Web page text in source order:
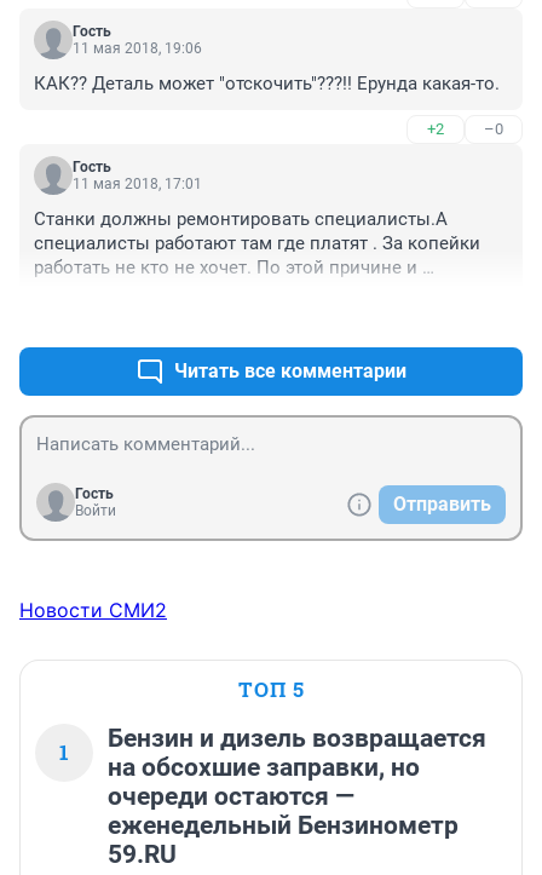
Гость
11 мая 2018, 19:06
КАК?? Деталь может "отскочить"???!! Ерунда какая-то.
+2 –0
Гость
11 мая 2018, 17:01
Станки должны ремонтировать специалисты.А
специалисты работают там где платят . За копейки
работать не кто не хочет. По этой причине и
Читать все комментарии
Гость
Войти
Отправить
Новости СМИ2
ТОП 5
1
Бензин и дизель возвращается
на обсохшие заправки, но
очереди остаются —
еженедельный Бензинометр
59.RU